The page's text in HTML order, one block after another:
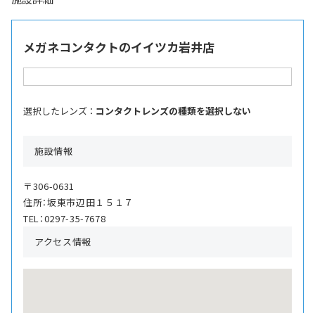
メガネコンタクトのイイツカ岩井店
選択したレンズ ： コンタクトレンズの種類を選択しない
施設情報
〒306-0631
住所：坂東市辺田１５１７
TEL：0297-35-7678
アクセス情報